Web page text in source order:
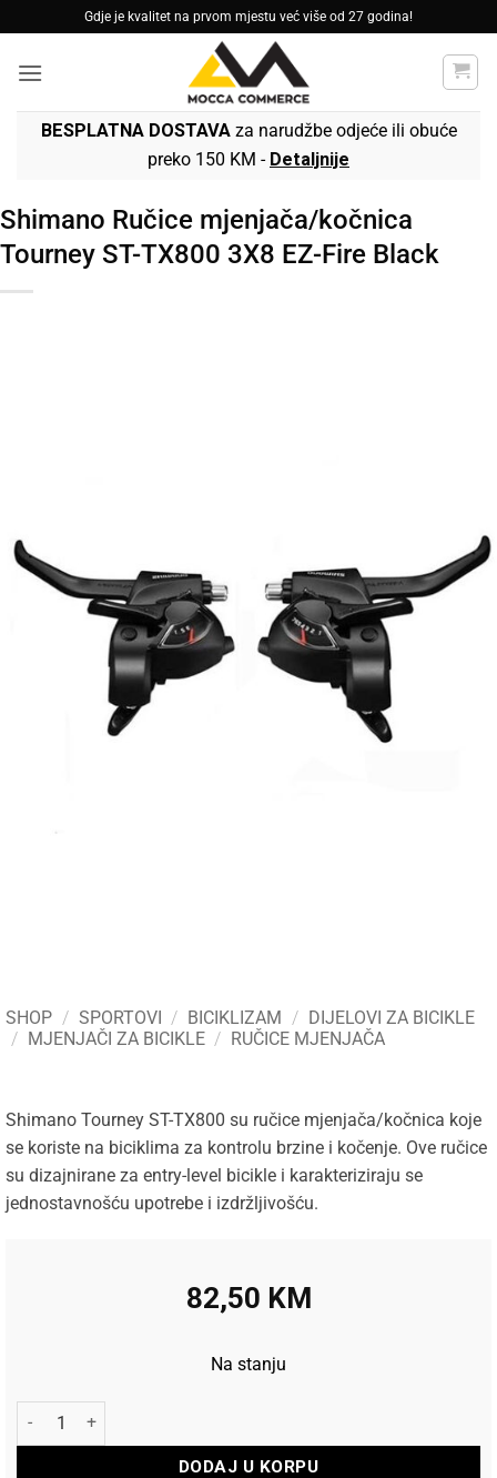
to
content
Gdje je kvalitet na prvom mjestu već više od 27 godina!
BESPLATNA DOSTAVAza narudžbe odjeće ili obuće
preko 150 KM - Detaljnije
Shimano Ručice mjenjača/kočnica
Tourney ST-TX800 3X8 EZ-Fire Black
SHOP / SPORTOVI / BICIKLIZAM / DIJELOVI ZA BICIKLE
/ MJENJAČI ZA BICIKLE / RUČICE MJENJAČA
Shimano Tourney ST-TX800 su ručice mjenjača/kočnica koje
se koriste na biciklima za kontrolu brzine i kočenje. Ove ručice
su dizajnirane za entry-level bicikle i karakteriziraju se
jednostavnošću upotrebe i izdržljivošću.
82,50 KM
Na stanju
Shimano Ručice mjenjača/kočnica Tourney ST-TX800 3X8
DODAJ U KORPU